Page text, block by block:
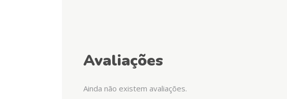
Avaliações
Ainda não existem avaliações.